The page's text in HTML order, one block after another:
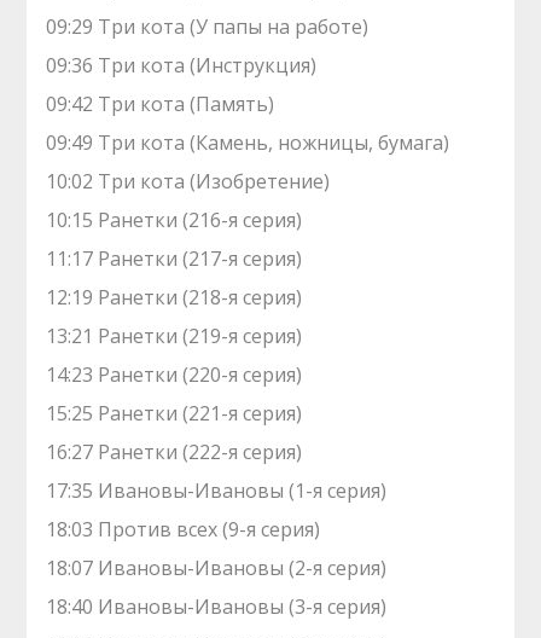
09:29 Три кота (У папы на работе)
09:36 Три кота (Инструкция)
09:42 Три кота (Память)
09:49 Три кота (Камень, ножницы, бумага)
10:02 Три кота (Изобретение)
10:15 Ранетки (216-я серия)
11:17 Ранетки (217-я серия)
12:19 Ранетки (218-я серия)
13:21 Ранетки (219-я серия)
14:23 Ранетки (220-я серия)
15:25 Ранетки (221-я серия)
16:27 Ранетки (222-я серия)
17:35 Ивановы-Ивановы (1-я серия)
18:03 Против всех (9-я серия)
18:07 Ивановы-Ивановы (2-я серия)
18:40 Ивановы-Ивановы (3-я серия)